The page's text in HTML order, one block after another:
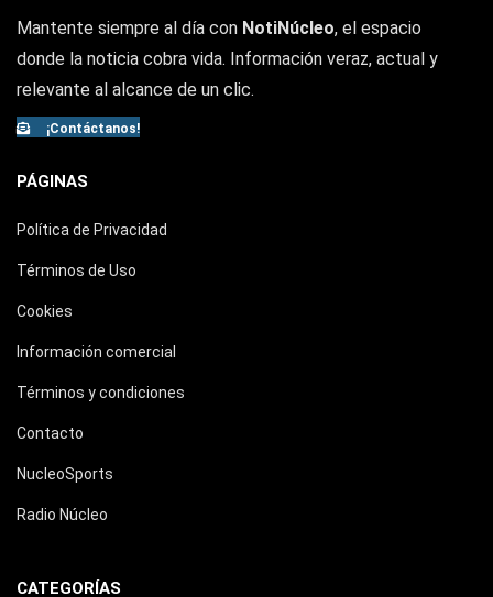
Mantente siempre al día con NotiNúcleo, el espacio
donde la noticia cobra vida. Información veraz, actual y
relevante al alcance de un clic.
¡Contáctanos!
PÁGINAS
Política de Privacidad
Términos de Uso
Cookies
Información comercial
Términos y condiciones
Contacto
NucleoSports
Radio Núcleo
CATEGORÍAS